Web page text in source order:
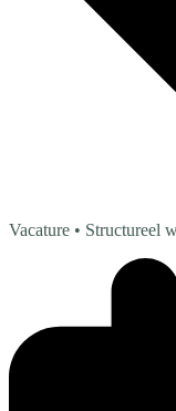
Vacature • Structureel